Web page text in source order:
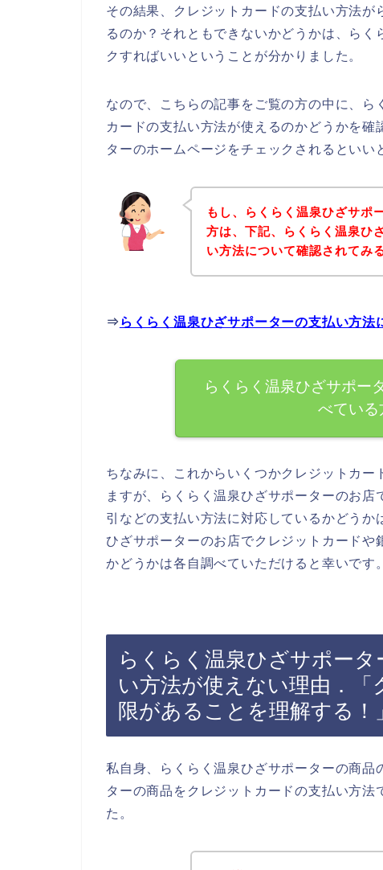
その結果、クレジットカードの支払い方法
るのか？それともできないかどうかは、ら
クすればいいということが分かりました。
なので、こちらの記事をご覧の方の中に、ら
カードの支払い方法が使えるのかどうかを
ターのホームページをチェックされるといい
もし、らくらく温泉ひざサポ
方は、下記、らくらく温泉ひ
い方法について確認されてみ
⇒ らくらく温泉ひざサポーターの支払い方
らくらく温泉ひざサポー
べている
ちなみに、これからいくつかクレジットカ
ますが、らくらく温泉ひざサポーターのお
引などの支払い方法に対応しているかどう
ひざサポーターのお店でクレジットカード
かどうかは各自調べていただけると幸いです。
らくらく温泉ひざサポー
い方法が使えない理由．
限があることを理解する！」
私自身、らくらく温泉ひざサポーターの商
ターの商品をクレジットカードの支払い方
た。